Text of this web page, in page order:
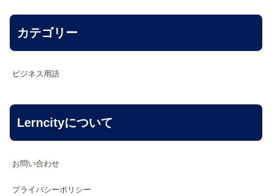
カテゴリー
ビジネス用語
Lerncityについて
お問い合わせ
プライバシーポリシー